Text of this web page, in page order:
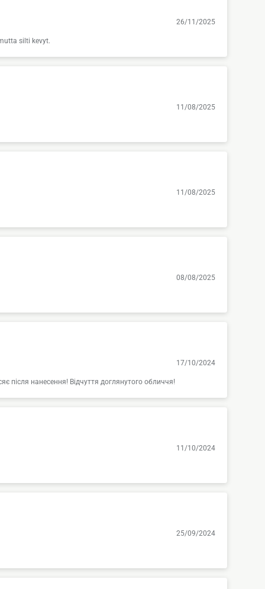
26/11/2025
silti kevyt.
11/08/2025
11/08/2025
08/08/2025
17/10/2024
після нанесення! Відчуття доглянутого обличчя!
11/10/2024
25/09/2024